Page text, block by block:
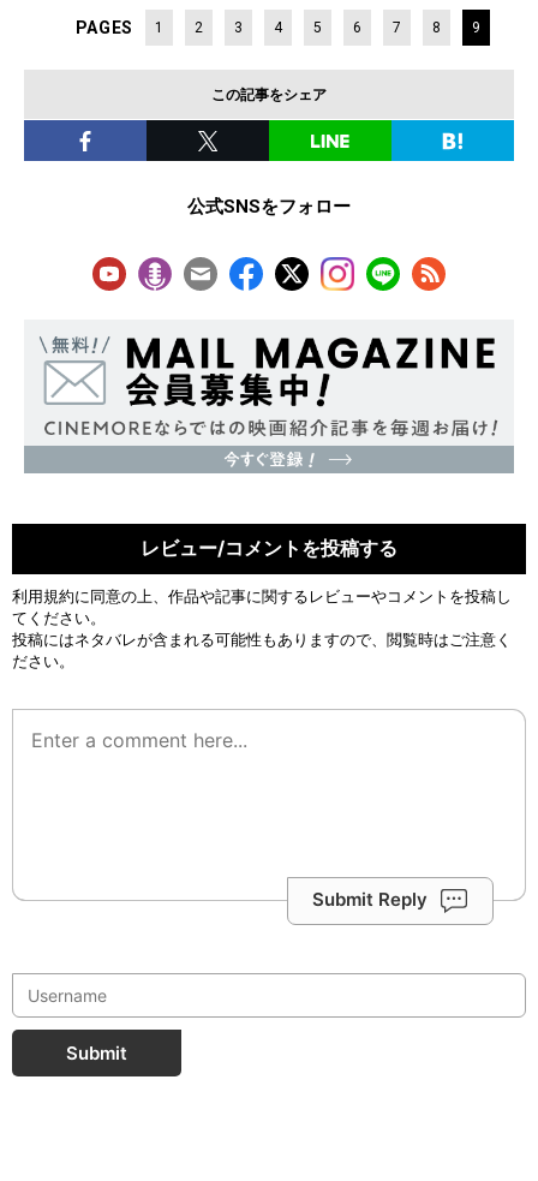
PAGES 1 2 3 4 5 6 7 8 9
この記事をシェア
公式SNSをフォロー
レビュー/コメントを投稿する
利用規約に同意の上、作品や記事に関するレビューやコメントを投稿し
てください。
投稿にはネタバレが含まれる可能性もありますので、閲覧時はご注意く
ださい。
Submit Reply
Submit